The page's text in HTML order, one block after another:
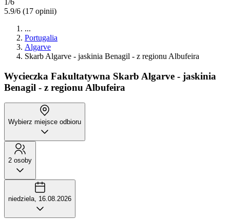
1/6
5.9/6 (17 opinii)
...
Portugalia
Algarve
Skarb Algarve - jaskinia Benagil - z regionu Albufeira
Wycieczka Fakultatywna Skarb Algarve - jaskinia
Benagil - z regionu Albufeira
Wybierz miejsce odbioru
2 osoby
niedziela, 16.08.2026